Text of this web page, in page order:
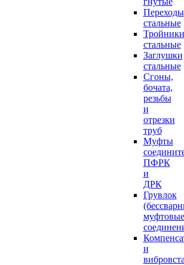
Переходы
стальные
Тройники
стальные
Заглушки
стальные
Сгоны,
бочата,
резьбы
и
отрезки
труб
Муфты
ПФРК
и
ДРК
Грувлок
муфтовые
и